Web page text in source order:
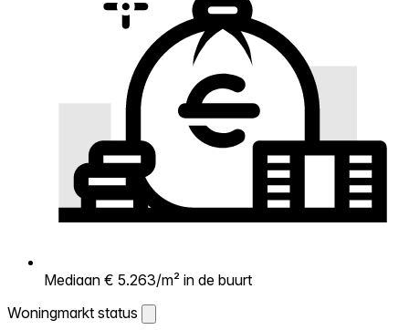
Mediaan € 5.263/m² in de buurt
Woningmarkt status